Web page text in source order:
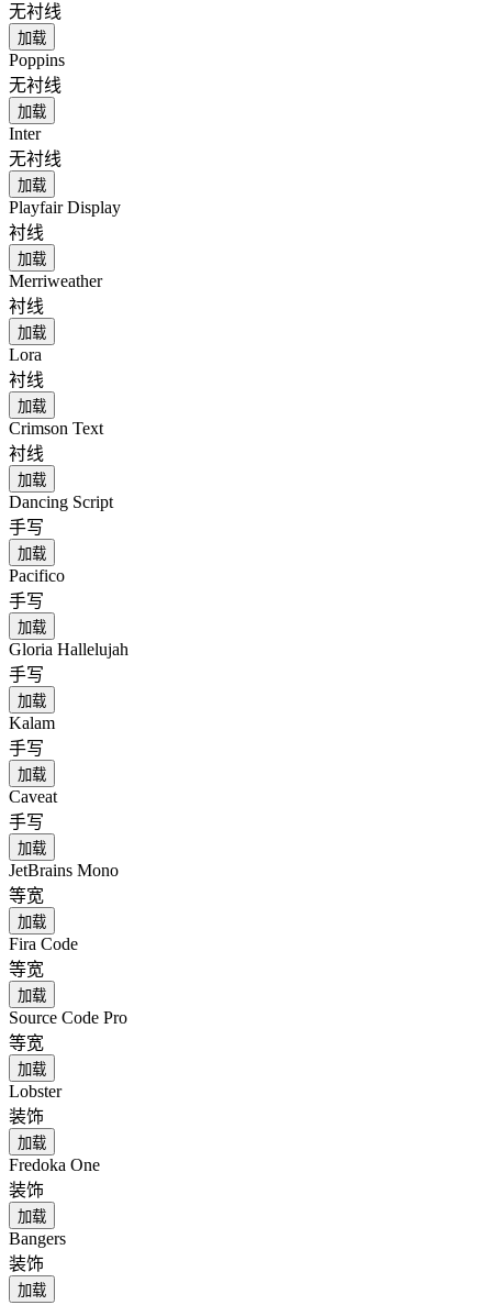
无衬线
加载
Poppins
无衬线
加载
Inter
无衬线
加载
Playfair Display
衬线
加载
Merriweather
衬线
加载
Lora
衬线
加载
Crimson Text
衬线
加载
Dancing Script
手写
加载
Pacifico
手写
加载
Gloria Hallelujah
手写
加载
Kalam
手写
加载
Caveat
手写
加载
JetBrains Mono
等宽
加载
Fira Code
等宽
加载
Source Code Pro
等宽
加载
Lobster
装饰
加载
Fredoka One
装饰
加载
Bangers
装饰
加载